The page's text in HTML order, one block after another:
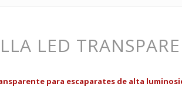
LED
para escaparates de alta